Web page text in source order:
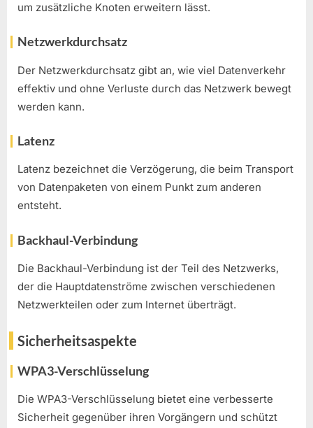
um zusätzliche Knoten erweitern lässt.
Netzwerkdurchsatz
Der Netzwerkdurchsatz gibt an, wie viel Datenverkehr
effektiv und ohne Verluste durch das Netzwerk bewegt
werden kann.
Latenz
Latenz bezeichnet die Verzögerung, die beim Transport
von Datenpaketen von einem Punkt zum anderen
entsteht.
Backhaul-Verbindung
Die Backhaul-Verbindung ist der Teil des Netzwerks,
der die Hauptdatenströme zwischen verschiedenen
Netzwerkteilen oder zum Internet überträgt.
Sicherheitsaspekte
WPA3-Verschlüsselung
Die WPA3-Verschlüsselung bietet eine verbesserte
Sicherheit gegenüber ihren Vorgängern und schützt